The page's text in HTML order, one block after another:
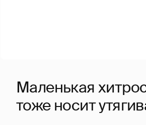
Маленькая
тоже носит